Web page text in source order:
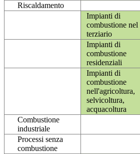
Riscaldamento
Impianti di
combustione nel
terziario
Impianti di
combustione
residenziali
Impianti di
combustione
nell'agricoltura,
selvicoltura,
acquacoltura
Combustione
industriale
Processi senza
combustione